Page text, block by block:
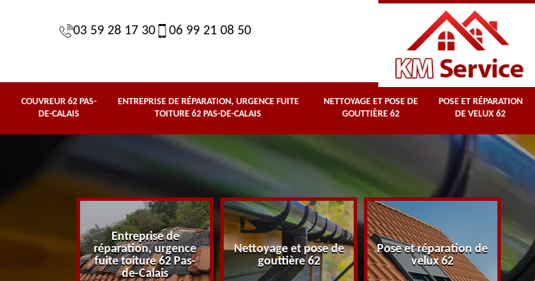
03 59 28 17 30 06 99 21 08 50
COUVREUR 62 PAS-
DE-CALAIS
ENTREPRISE DE RÉPARATION, URGENCE FUITE
TOITURE 62 PAS-DE-CALAIS
NETTOYAGE ET POSE DE
GOUTTIÈRE 62
POSE ET RÉPARATION
DE VELUX 62
Entreprise de
réparation, urgence
fuite toiture 62 Pas-
de-Calais
Nettoyage et pose de
gouttière 62
Pose et réparation de
velux 62